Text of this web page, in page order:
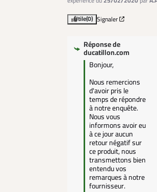
Utile(0) Signaler
Réponse de
ducatillon.com
Bonjour,
Nous remercions
d'avoir pris le
temps de répondre
à notre enquête.
Nous vous
informons avoir eu
à ce jour aucun
retour négatif sur
ce produit, nous
transmettons bien
entendu vos
remarques à notre
fournisseur.